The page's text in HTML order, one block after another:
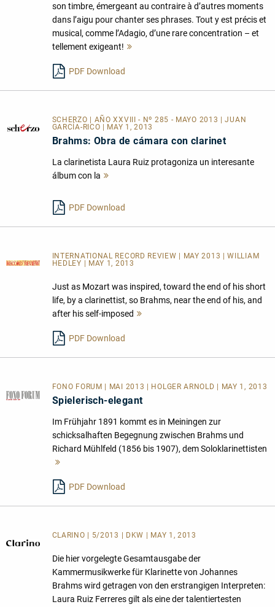
son timbre, émergeant au contraire à d’autres moments
dans l’aigu pour chanter ses phrases. Tout y est précis et
musical, comme l’Adagio, d’une rare concentration – et
tellement exigeant!
PDF Download
SCHERZO | AÑO XXVIII - Nº 285 - MAYO 2013 | JUAN
GARCÍA-RICO | MAY 1, 2013
Brahms: Obra de cámara con clarinet
La clarinetista Laura Ruiz protagoniza un interesante
álbum con la
PDF Download
INTERNATIONAL RECORD REVIEW | MAY 2013 | WILLIAM
HEDLEY | MAY 1, 2013
Just as Mozart was inspired, toward the end of his short
life, by a clarinettist, so Brahms, near the end of his, and
after his self-imposed
PDF Download
FONO FORUM | MAI 2013 | HOLGER ARNOLD | MAY 1, 2013
Spielerisch-elegant
Im Frühjahr 1891 kommt es in Meiningen zur
schicksalhaften Begegnung zwischen Brahms und
Richard Mühlfeld (1856 bis 1907), dem Soloklarinettisten
PDF Download
CLARINO | 5/2013 | DKW | MAY 1, 2013
Die hier vorgelegte Gesamtausgabe der
Kammermusikwerke für Klarinette von Johannes
Brahms wird getragen von den erstrangigen Interpreten:
Laura Ruiz Ferreres gilt als eine der talentiertesten